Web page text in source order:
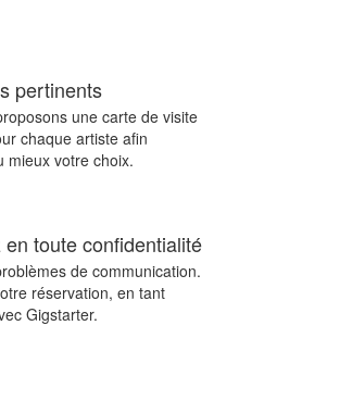
pertinents
une carte de visite
chaque artiste afin
mieux votre choix.
toute confidentialité
de communication.
réservation, en tant
Gigstarter.